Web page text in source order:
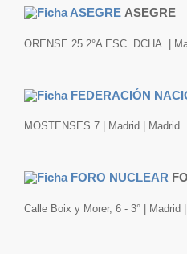
ASEGRE
ORENSE 25 2°A ESC. DCHA. |
MOSTENSES 7 | Madrid | Madrid
Calle Boix y Morer, 6 - 3° | Madrid